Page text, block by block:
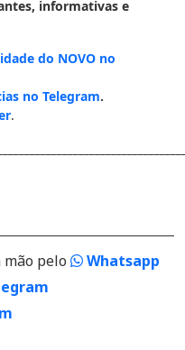
informativas e
do NOVO no
no Telegram.
.
pelo
Whatsapp